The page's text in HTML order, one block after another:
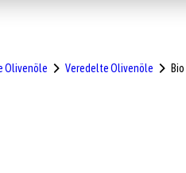
Olivenöle Veredelte Olivenöle